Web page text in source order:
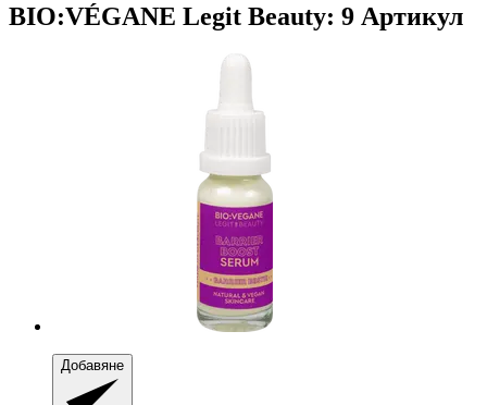
BIO:VÉGANE Legit Beauty: 9 Артикул
Добавяне